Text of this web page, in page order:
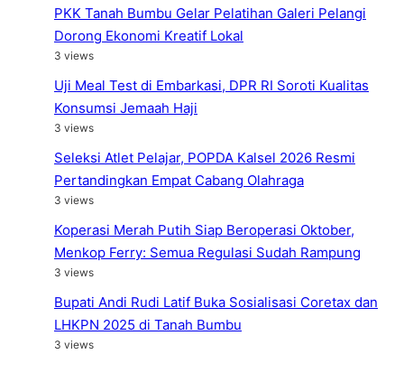
PKK Tanah Bumbu Gelar Pelatihan Galeri Pelangi
Dorong Ekonomi Kreatif Lokal
3 views
Uji Meal Test di Embarkasi, DPR RI Soroti Kualitas
Konsumsi Jemaah Haji
3 views
Seleksi Atlet Pelajar, POPDA Kalsel 2026 Resmi
Pertandingkan Empat Cabang Olahraga
3 views
Koperasi Merah Putih Siap Beroperasi Oktober,
Menkop Ferry: Semua Regulasi Sudah Rampung
3 views
Bupati Andi Rudi Latif Buka Sosialisasi Coretax dan
LHKPN 2025 di Tanah Bumbu
3 views